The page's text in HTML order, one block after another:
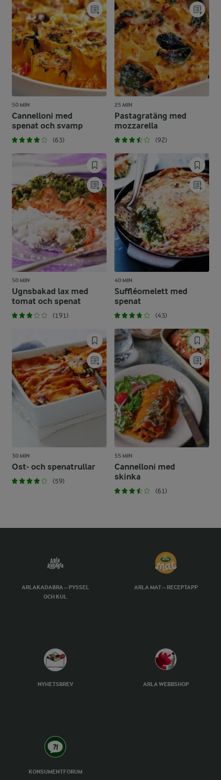
50 MIN
Cannelloni med
spenat och svamp
(63)
25 MIN
Pastagratäng med
mozzarella
(92)
50 MIN
Ugnsbakad lax med
tomat och spenat
(191)
40 MIN
Suffléomelett med
spenat
(43)
30 MIN
Ost- och spenatrullar
(59)
55 MIN
Cannelloni med
skinka
(61)
ARLAKADABRA – PYSSEL
OCH KUL
ARLA MAT – RECEPTAPP
NYHETSBREV ARLA WEBBSHOP
KONSUMENTFORUM